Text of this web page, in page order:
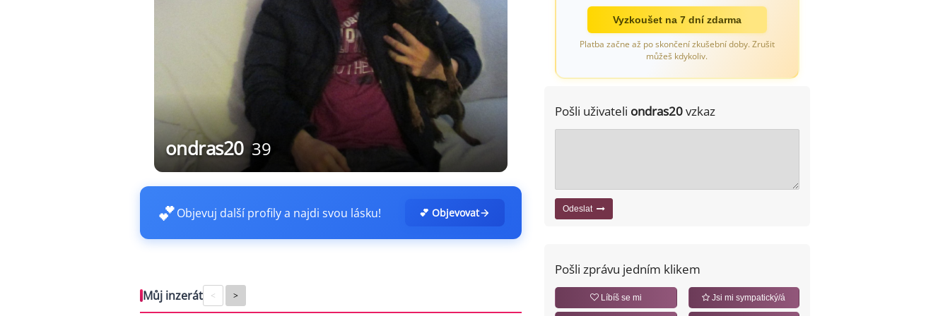
ondras20 39
💕Objevuj další profily a najdi svou lásku! 💕 Objevovat
Můj inzerát < >
Vyzkoušet na 7 dní zdarma
Platba začne až po skončení zkušební doby. Zrušit
můžeš kdykoliv.
Pošli uživateli ondras20vzkaz
Odeslat
Pošli zprávu jedním klikem
Líbíš se mi Jsi mi sympatický/á